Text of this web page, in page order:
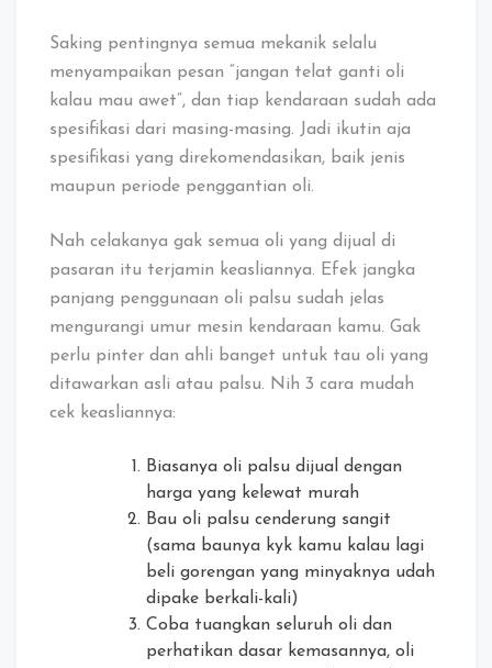
Saking pentingnya semua mekanik selalu
menyampaikan pesan “jangan telat ganti oli
kalau mau awet”, dan tiap kendaraan sudah ada
spesifikasi dari masing-masing. Jadi ikutin aja
spesifikasi yang direkomendasikan, baik jenis
maupun periode penggantian oli.
Nah celakanya gak semua oli yang dijual di
pasaran itu terjamin keasliannya. Efek jangka
panjang penggunaan oli palsu sudah jelas
mengurangi umur mesin kendaraan kamu. Gak
perlu pinter dan ahli banget untuk tau oli yang
ditawarkan asli atau palsu. Nih 3 cara mudah
cek keasliannya:
Biasanya oli palsu dijual dengan
harga yang kelewat murah
Bau oli palsu cenderung sangit
(sama baunya kyk kamu kalau lagi
beli gorengan yang minyaknya udah
dipake berkali-kali)
Coba tuangkan seluruh oli dan
perhatikan dasar kemasannya, oli